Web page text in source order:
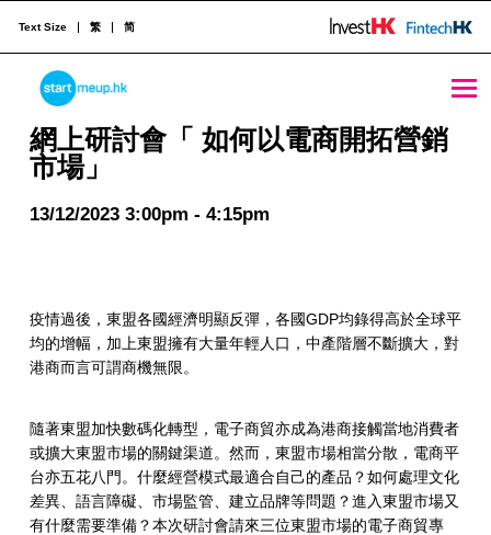
網上研討會「 如何以電商開拓營銷市場」 - StartmeupHK
STARTMEUPHK
Text Size 繁 简
網上研討會「 如何以電商開拓營銷
市場」
13/12/2023 3:00pm - 4:15pm
疫情過後，東盟各國經濟明顯反彈，各國GDP均錄得高於全球平
均的增幅，加上東盟擁有大量年輕人口，中產階層不斷擴大，對
港商而言可謂商機無限。
隨著東盟加快數碼化轉型，電子商貿亦成為港商接觸當地消費者
或擴大東盟市場的關鍵渠道。然而，東盟市場相當分散，電商平
台亦五花八門。什麼經營模式最適合自己的產品？如何處理文化
差異、語言障礙、市場監管、建立品牌等問題？進入東盟市場又
有什麼需要準備？本次研討會請來三位東盟市場的電子商貿專